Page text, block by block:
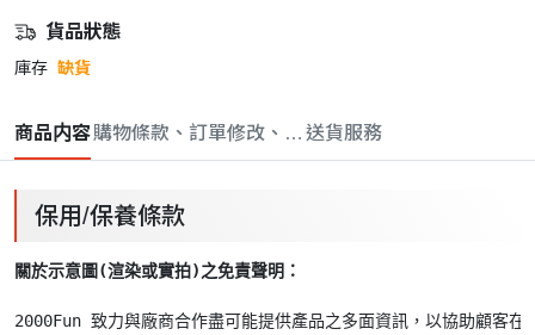
貨品狀態
庫存 缺貨
商品内容購物條款、訂單修改、取消與退款政策
送貨服務
保用/保養條款
關於示意圖(渲染或實拍)之免責聲明：
2000Fun 致力與廠商合作盡可能提供產品之多面資訊，以協助顧客